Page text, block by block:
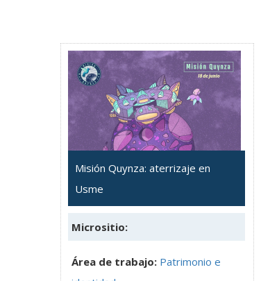
Misión Quynza: aterrizaje en
Usme
Micrositio:
Área de trabajo: Patrimonio e